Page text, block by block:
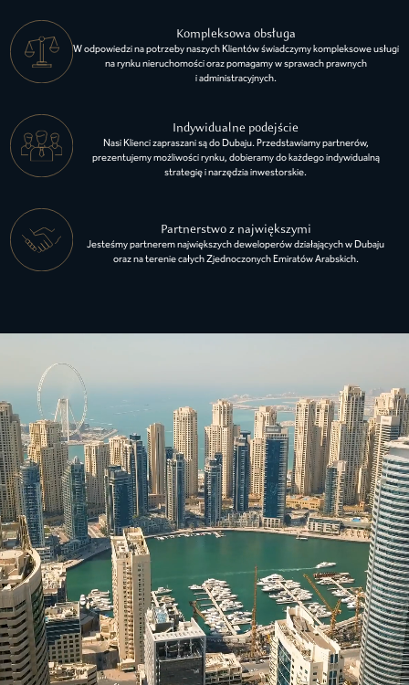
Kompleksowa obsługa
W odpowiedzi na potrzeby naszych Klientów świadczymy kompleksowe usługi
na rynku nieruchomości oraz pomagamy w sprawach prawnych
i administracyjnych.
Indywidualne podejście
Nasi Klienci zapraszani są do Dubaju. Przedstawiamy partnerów,
prezentujemy możliwości rynku, dobieramy do każdego indywidualną
strategię i narzędzia inwestorskie.
Partnerstwo z największymi
Jesteśmy partnerem największych deweloperów działających w Dubaju
oraz na terenie całych Zjednoczonych Emiratów Arabskich.
POZNAJ WSZYSTKIE DOSTĘPNE NIERUCHOMOŚCI
MERIVA BY
ELLINGTON
PASSO BY
BEYOND
SOBHA
YACHTSIDE
MARINA
SOBHA
PRISTINE
BEACH
RESIDENCES